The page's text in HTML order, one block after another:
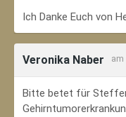
Ich Danke Euch von
Veronika Naber am
Bitte betet für